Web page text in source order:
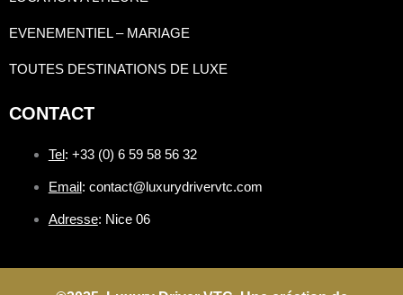
EVENEMENTIEL – MARIAGE
TOUTES DESTINATIONS DE LUXE
CONTACT
Tel : +33 (0) 6 59 58 56 32
Email : contact@luxurydrivervtc.com
Adresse: Nice 06